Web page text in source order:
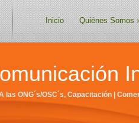
Inicio Quiénes Somos
las ONG´s/OSC´s, Capacitación